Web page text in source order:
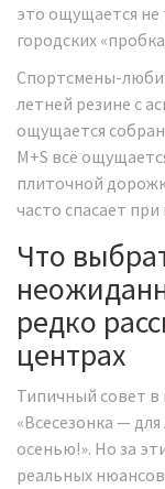
это ощущается не
городских
Спортсмены-
летней резине с
ощущается
M+S всё
плиточной
часто спасает
Что
редко
центрах
Типичный совет в
«Всесезонка —
осенью!». Но за
реальных